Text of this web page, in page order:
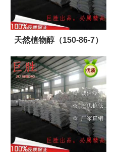
天然植物醇（150-86-7）